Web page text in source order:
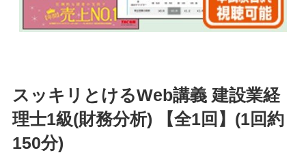
スッキリとけるWeb講義 建設業経
理士1級(財務分析) 【全1回】(1回約
150分)